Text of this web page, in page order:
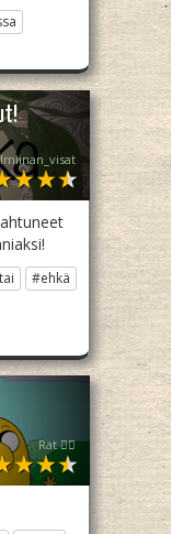
#ehkä
Rat 🏳️‍🌈